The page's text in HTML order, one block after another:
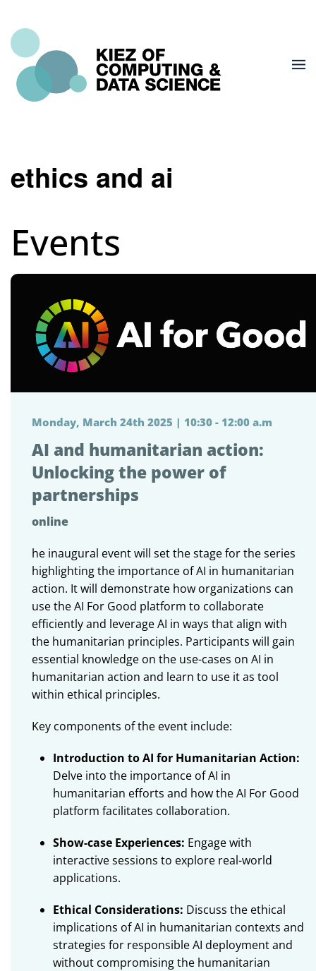
ethics and ai
Events
Monday, March 24th 2025 | 10:30 - 12:00 a.m
AI and humanitarian action:
Unlocking the power of
partnerships
online
he inaugural event will set the stage for the series
highlighting the importance of AI in humanitarian
action. It will demonstrate how organizations can
use the AI For Good platform to collaborate
efficiently and leverage AI in ways that align with
the humanitarian principles. Participants will gain
essential knowledge on the use-cases on AI in
humanitarian action and learn to use it as tool
within ethical principles.
Key components of the event include:
Introduction to AI for Humanitarian Action:
Delve into the importance of AI in
humanitarian efforts and how the AI For Good
platform facilitates collaboration.
Show-case Experiences: Engage with
interactive sessions to explore real-world
applications.
Ethical Considerations: Discuss the ethical
implications of AI in humanitarian contexts and
strategies for responsible AI deployment and
without compromising the humanitarian